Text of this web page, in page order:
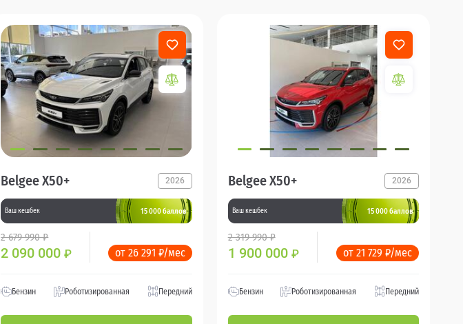
Belgee X50+ 2026
Ваш кешбек 15 000 баллов
2 679 990 ₽
2 090 000₽ от 26 291 ₽/мес
Бензин Роботизированная Передний
Belgee X50+ 2026
Ваш кешбек 15 000 баллов
2 319 990 ₽
1 900 000 ₽ от 21 729 ₽/мес
Бензин Роботизированная Передний